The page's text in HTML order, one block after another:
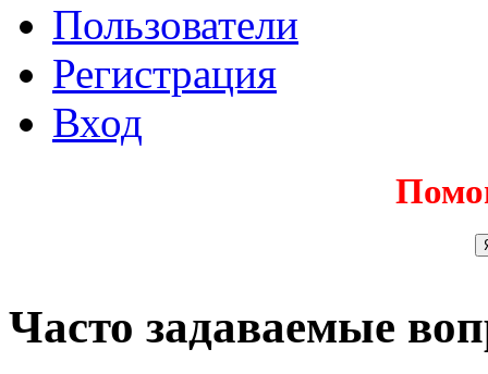
Пользователи
Регистрация
Вход
Часто задаваемые